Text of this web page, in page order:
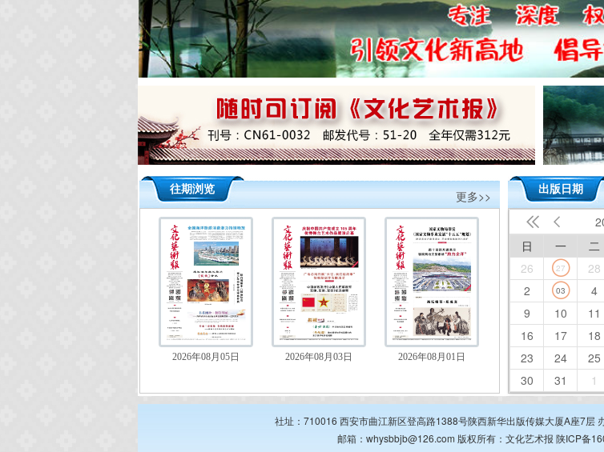
往期浏览 更多>>
2026年08月05日 2026年08月03日 2026年08月01日
出版日期
 
日 一 二
26
27 28
2 03 4
9
10 11
16
17 18
23
24 25
30
31 1
社址：710016 西安市曲江新区登高路1388号陕西新华出版传媒大厦A座7
邮箱：whysbbjb@126.com 版权所有：文化艺术报 陕ICP备